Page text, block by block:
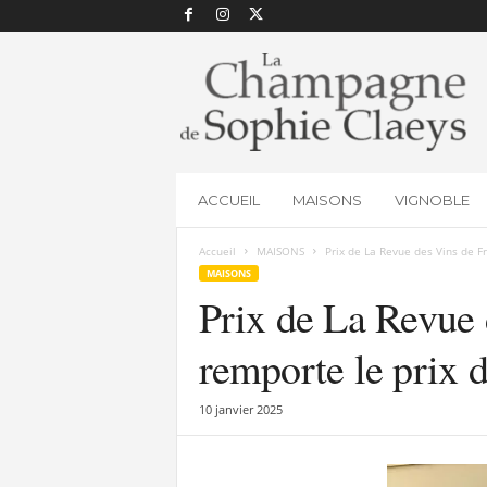
a
g
i
ACCUEIL MAISONS VIGNOBLE
Accueil MAISONS Prix de La Revue des Vins de
MAISONS
Prix de La
remporte le prix
10 janvier 2025